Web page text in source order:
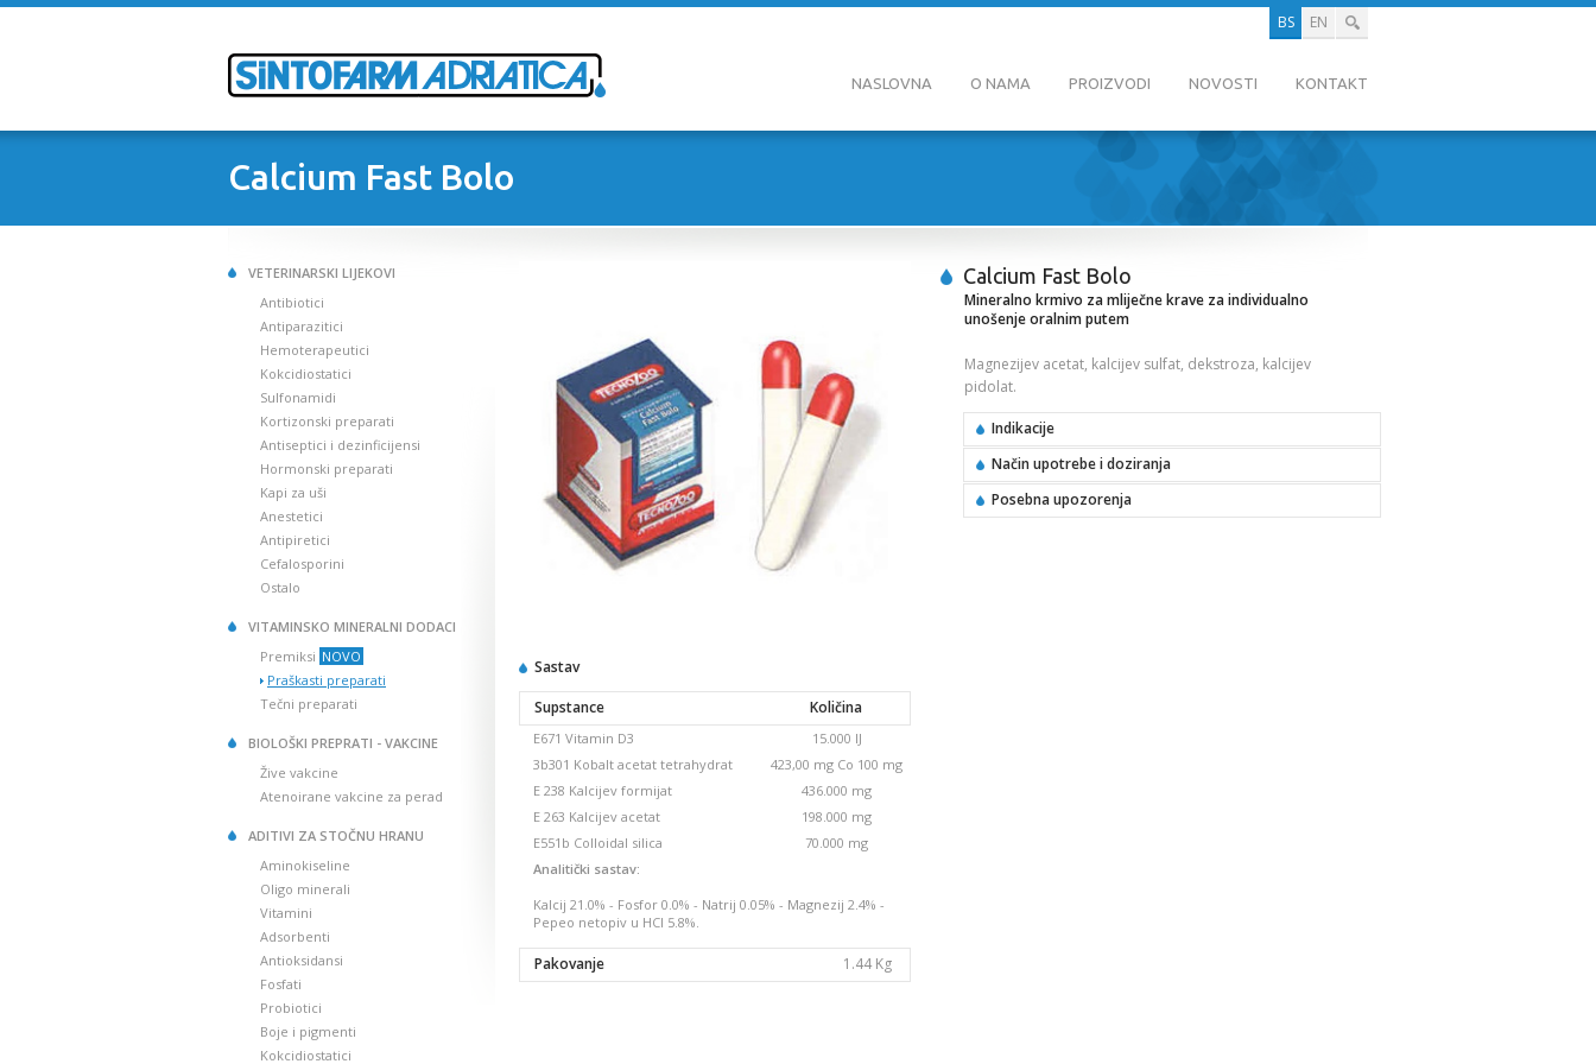
EN
BS
NASLOVNA O NAMA PROIZVODI NOVOSTI KONTAKT
Calcium Fast Bolo
VETERINARSKI LIJEKOVI
Antibiotici
Antiparazitici
Hemoterapeutici
Kokcidiostatici
Sulfonamidi
Kortizonski preparati
Antiseptici i dezinficijensi
Hormonski preparati
Kapi za uši
Anestetici
Antipiretici
Cefalosporini
Ostalo
VITAMINSKO MINERALNI DODACI
Premiksi NOVO
Praškasti preparati
Tečni preparati
BIOLOŠKI PREPRATI - VAKCINE
Žive vakcine
Atenoirane vakcine za perad
ADITIVI ZA STOČNU HRANU
Aminokiseline
Oligo minerali
Vitamini
Adsorbenti
Antioksidansi
Fosfati
Probiotici
Boje i pigmenti
Kokcidiostatici
Sastav
Supstance
Količina
E671 Vitamin D3
15.000 IJ
3b301 Kobalt acetat tetrahydrat
423,00 mg Co 100 mg
E 238 Kalcijev formijat
436.000 mg
E 263 Kalcijev acetat
198.000 mg
E551b Colloidal silica
70.000 mg
Analitički sastav:
Kalcij 21.0% - Fosfor 0.0% - Natrij 0.05% - Magnezij 2.4% -
Pepeo netopiv u HCl 5.8%.
Pakovanje 1.44 Kg
Calcium Fast Bolo
Mineralno krmivo za mliječne krave za individualno
unošenje oralnim putem
Magnezijev acetat, kalcijev sulfat, dekstroza, kalcijev
pidolat.
Indikacije
Način upotrebe i doziranja
Posebna upozorenja